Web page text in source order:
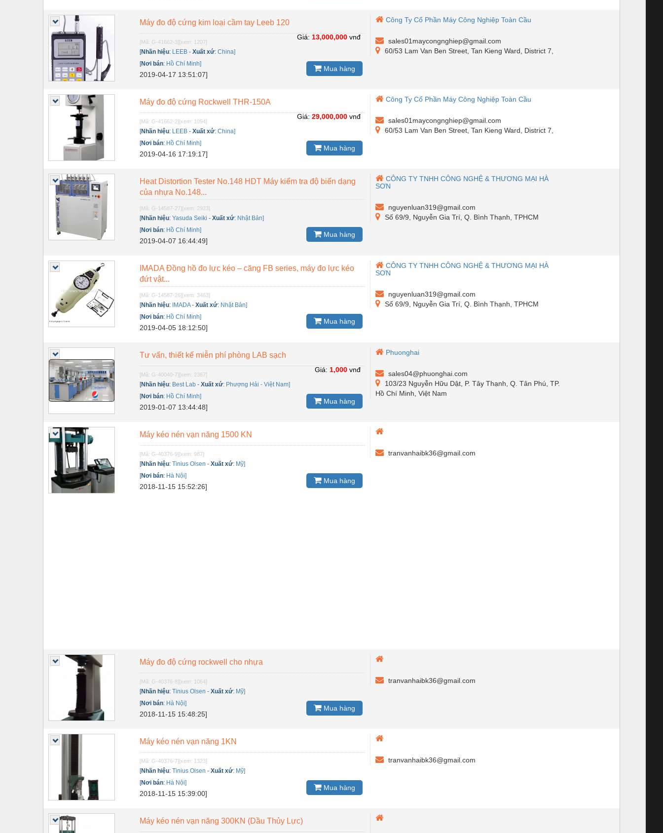
Nước-Vật tư thiết bị
Phốt cơ khí
Sắt, thép, inox các loại
Thí nghiệm-Trang thiết bị
Thiết bị chiếu sáng
Thiết bị chống sét
Thiết bị an ninh
Thiết bị công nghiệp
Thiết bị điện
Thiết bị giáo dục
Thiết bị khác
Thiết bị làm sạch
Thiết bị nhà bếp
Thiết bị nhiệt
Thiêt bị PCCC
Thiết bị truyền động
Thiết bị viễn thông
Thủy lực-Thiết bị
Thủy sản - Trang thiết bị
Tự động hoá
Vật liệu mài mòn
Vật liệu xây dựng
Vòng bi - Bạc đạn
Xe hơi - Phụ tùng
Máy đo độ cứng kim loại cầm tay Leeb 120
[Mã: G-41662-3][xem: 1207]
[Nhãn hiệu: LEEB -Xuất xứ:China]
[Nơi bán: Hồ Chí Minh]
2019-04-17 13:51:07]
Giá: 13,000,000vnđ
Mua hàng
Công Ty Cổ Phần Máy Công Nghiệp Toàn Cầu
sales01maycongnghiep@gmail.com
60/53 Lam Van Ben Street, Tan Kieng Ward, District 7,
Máy đo độ cứng Rockwell THR-150A
[Mã: G-41662-2][xem: 1094]
[Nhãn hiệu: LEEB -Xuất xứ:China]
[Nơi bán: Hồ Chí Minh]
2019-04-16 17:19:17]
Giá: 29,000,000vnđ
Mua hàng
Công Ty Cổ Phần Máy Công Nghiệp Toàn Cầu
sales01maycongnghiep@gmail.com
60/53 Lam Van Ben Street, Tan Kieng Ward, District 7,
Heat Distortion Tester No.148 HDT Máy kiểm tra độ biến dạng
của nhựa No.148...
[Mã: G-14587-27][xem: 2923]
[Nhãn hiệu:Yasuda Seiki -Xuất xứ: Nhật Bản]
[Nơi bán: Hồ Chí Minh]
2019-04-07 16:44:49]
Mua hàng
CÔNG TY TNHH CÔNG NGHỆ & THƯƠNG MẠI HÀ
SƠN
nguyenluan319@gmail.com
Số 69/9, Nguyễn Gia Trí, Q. Bình Thạnh, TPHCM
IMADA Đồng hồ đo lực kéo – căng FB series, máy đo lực kéo
đứt vật...
[Mã: G-14587-26][xem: 3463]
[Nhãn hiệu: IMADA-Xuất xứ: Nhật Bản]
[Nơi bán: Hồ Chí Minh]
2019-04-05 18:12:50]
Mua hàng
CÔNG TY TNHH CÔNG NGHỆ & THƯƠNG MẠI HÀ
SƠN
nguyenluan319@gmail.com
Số 69/9, Nguyễn Gia Trí, Q. Bình Thạnh, TPHCM
Tư vấn, thiết kế miễn phí phòng LAB sạch
[Mã: G-40040-7][xem: 2367]
[Nhãn hiệu: Best Lab -Xuất xứ: Phượng Hải - Việt Nam]
[Nơi bán: Hồ Chí Minh]
2019-01-07 13:44:48]
Giá: 1,000vnđ
Mua hàng
Phuonghai
sales04@phuonghai.com
103/23 Nguyễn Hữu Dật, P. Tây Thạnh, Q. Tân Phú, TP.
Hồ Chí Minh, Việt Nam
Máy kéo nén vạn năng 1500 KN
[Mã: G-40376-9][xem: 987]
[Nhãn hiệu:Tinius Olsen -Xuất xứ: Mỹ]
[Nơi bán: Hà Nội]
2018-11-15 15:52:26]
Mua hàng
tranvanhaibk36@gmail.com
Máy đo độ cứng rockwell cho nhựa
[Mã: G-40376-8][xem: 1064]
[Nhãn hiệu:Tinius Olsen -Xuất xứ: Mỹ]
[Nơi bán: Hà Nội]
2018-11-15 15:48:25]
Mua hàng
tranvanhaibk36@gmail.com
Máy kéo nén vạn năng 1KN
[Mã: G-40376-7][xem: 1323]
[Nhãn hiệu:Tinius Olsen -Xuất xứ: Mỹ]
[Nơi bán: Hà Nội]
2018-11-15 15:39:00]
Mua hàng
tranvanhaibk36@gmail.com
Máy kéo nén vạn năng 300KN (Dầu Thủy Lực)